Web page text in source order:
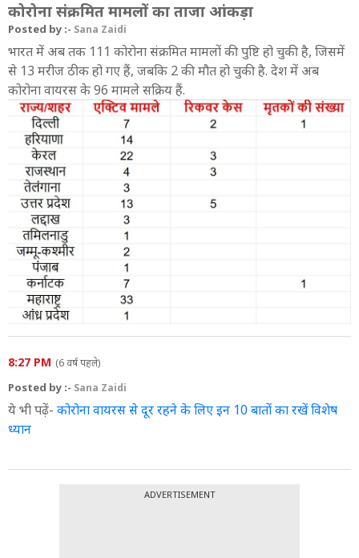
कोरोना संक्रमित मामलों का ताजा आंकड़ा
Posted by :- Sana Zaidi
भारत में अब तक 111 कोरोना संक्रमित मामलों की पुष्टि हो चुकी है, जिसमें
से 13 मरीज ठीक हो गए हैं, जबकि 2 की मौत हो चुकी है. देश में अब
कोरोना वायरस के 96 मामले सक्रिय हैं.
8:27 PM (6 वर्ष पहले)
Posted by :- Sana Zaidi
ये भी पढ़ें- कोरोना वायरस से दूर रहने के लिए इन 10 बातों का रखें विशेष
ध्यान
ADVERTISEMENT